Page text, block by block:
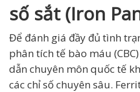
số sắt (Iron
Để đánh giá đầy đủ tình
phân tích tế bào máu
dẫn chuyên môn quốc tế
các chỉ số chuyên sâu.